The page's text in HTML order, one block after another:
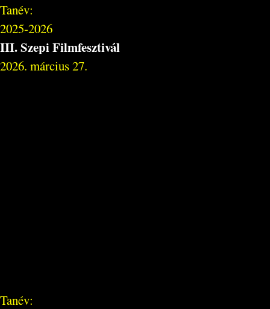
Tanév:
2025-2026
III. Szepi Filmfesztivál
2026. március 27.
Tanév: